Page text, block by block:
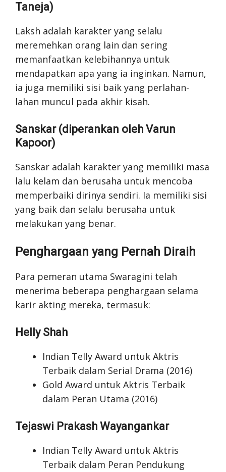
Taneja)
Laksh adalah karakter yang selalu
meremehkan orang lain dan sering
memanfaatkan kelebihannya untuk
mendapatkan apa yang ia inginkan. Namun,
ia juga memiliki sisi baik yang perlahan-
lahan muncul pada akhir kisah.
Sanskar (diperankan oleh Varun
Kapoor)
Sanskar adalah karakter yang memiliki masa
lalu kelam dan berusaha untuk mencoba
memperbaiki dirinya sendiri. Ia memiliki sisi
yang baik dan selalu berusaha untuk
melakukan yang benar.
Penghargaan yang Pernah Diraih
Para pemeran utama Swaragini telah
menerima beberapa penghargaan selama
karir akting mereka, termasuk:
Helly Shah
Indian Telly Award untuk Aktris
Terbaik dalam Serial Drama (2016)
Gold Award untuk Aktris Terbaik
dalam Peran Utama (2016)
Tejaswi Prakash Wayangankar
Indian Telly Award untuk Aktris
Terbaik dalam Peran Pendukung